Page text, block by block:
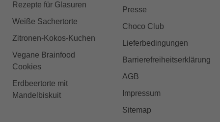
Rezepte für Glasuren
Weiße Sachertorte
Zitronen-Kokos-Kuchen
Vegane Brainfood
Cookies
Erdbeertorte mit
Mandelbiskuit
Presse
Choco Club
Lieferbedingungen
Barrierefreiheitserklärung
AGB
Impressum
Sitemap